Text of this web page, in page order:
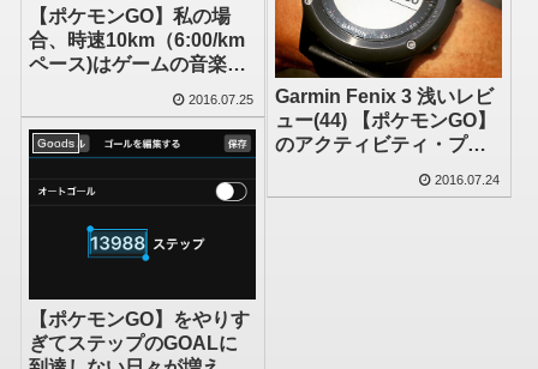
【ポケモンGO】私の場
合、時速10km（6:00/km
ペース)はゲームの音楽に
180ぐらい
2016.07.25
Garmin Fenix 3 浅いレビ
ュー(44) 【ポケモンGO】
のアクティビティ・プロ
2016.07.24
Goods
【ポケモンGO】をやりす
ぎてステップのGOALに